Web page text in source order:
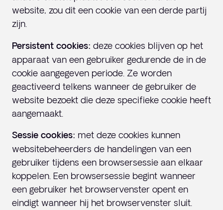
website, zou dit een cookie van een derde partij
zijn.
Persistent cookies: deze cookies blijven op het
apparaat van een gebruiker gedurende de in de
cookie aangegeven periode. Ze worden
geactiveerd telkens wanneer de gebruiker de
website bezoekt die deze specifieke cookie heeft
aangemaakt.
Sessie cookies: met deze cookies kunnen
websitebeheerders de handelingen van een
gebruiker tijdens een browsersessie aan elkaar
koppelen. Een browsersessie begint wanneer
een gebruiker het browservenster opent en
eindigt wanneer hij het browservenster sluit.